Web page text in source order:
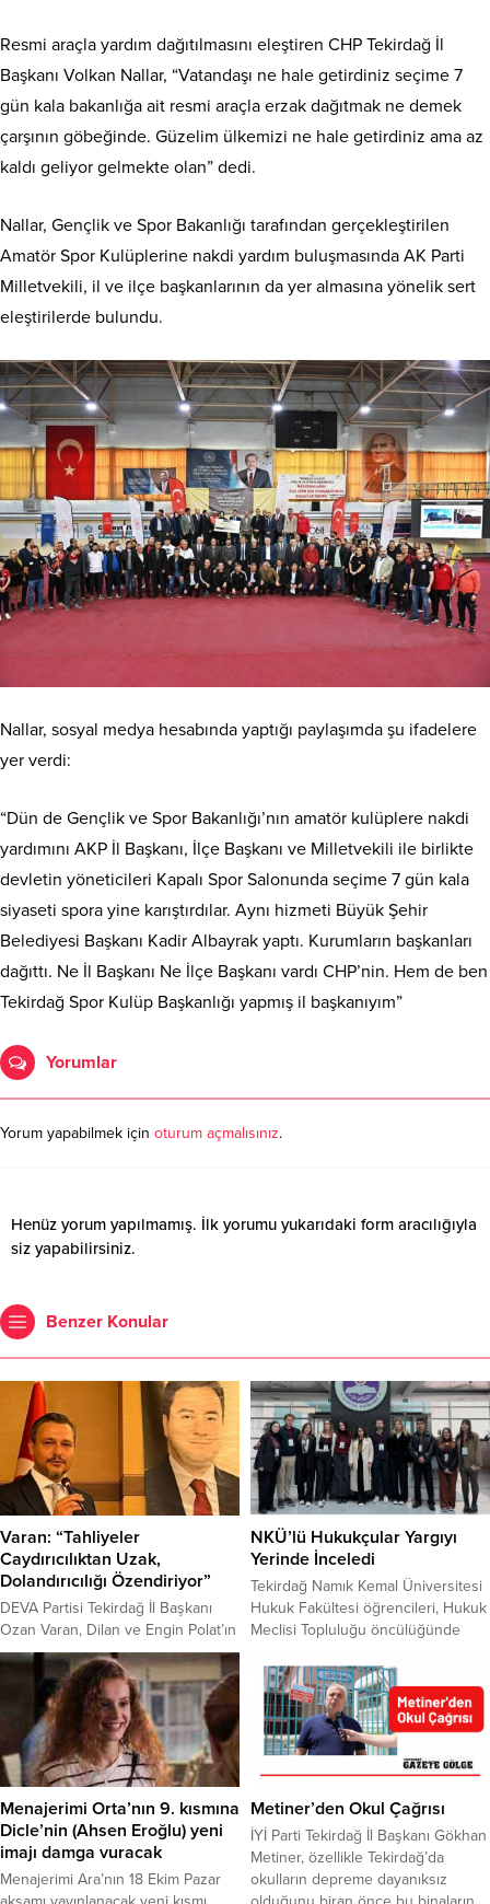
Resmi araçla yardım dağıtılmasını eleştiren CHP Tekirdağ İl
Başkanı Volkan Nallar, “Vatandaşı ne hale getirdiniz seçime 7
gün kala bakanlığa ait resmi araçla erzak dağıtmak ne demek
çarşının göbeğinde. Güzelim ülkemizi ne hale getirdiniz ama az
kaldı geliyor gelmekte olan” dedi.
Nallar, Gençlik ve Spor Bakanlığı tarafından gerçekleştirilen
Amatör Spor Kulüplerine nakdi yardım buluşmasında AK Parti
Milletvekili, il ve ilçe başkanlarının da yer almasına yönelik sert
eleştirilerde bulundu.
Nallar, sosyal medya hesabında yaptığı paylaşımda şu ifadelere
yer verdi:
“Dün de Gençlik ve Spor Bakanlığı’nın amatör kulüplere nakdi
yardımını AKP İl Başkanı, İlçe Başkanı ve Milletvekili ile birlikte
devletin yöneticileri Kapalı Spor Salonunda seçime 7 gün kala
siyaseti spora yine karıştırdılar. Aynı hizmeti Büyük Şehir
Belediyesi Başkanı Kadir Albayrak yaptı. Kurumların başkanları
dağıttı. Ne İl Başkanı Ne İlçe Başkanı vardı CHP’nin. Hem de ben
Tekirdağ Spor Kulüp Başkanlığı yapmış il başkanıyım”
Yorumlar
Yorum yapabilmek için oturum açmalısınız.
Henüz yorum yapılmamış. İlk yorumu yukarıdaki form aracılığıyla
siz yapabilirsiniz.
Benzer Konular
Varan: “Tahliyeler
Caydırıcılıktan Uzak,
Dolandırıcılığı Özendiriyor”
DEVA Partisi Tekirdağ İl Başkanı
Ozan Varan, Dilan ve Engin Polat’ın
tahliyesini eleştirerek, adalet
sisteminin bu tür davaları kapatma
çabasında olduğunu vurguladı.
DEVA Partisi Tekirdağ İl Başkanı
Ozan Varan, Dilan Polat ve Engin
Polat’ın tahliyesini değerlendirdi.
Tahliye kararının akıllara Thodex
kurucusu Fatih Özer ve ÇiftlikBank
dolandırıcısı Mehmet Aydın’ı
getirdiğini söyleyen...
NKÜ’lü Hukukçular Yargıyı
Yerinde İnceledi
Tekirdağ Namık Kemal Üniversitesi
Hukuk Fakültesi öğrencileri, Hukuk
Meclisi Topluluğu öncülüğünde
Farkındalık” projesi kapsamında
başkentte bir dizi ziyaret
gerçekleştirdi. Gençlik ve Spor
Bakanlığı Üniversite Öğrenci
Toplulukları İş Birliği ve Destek
Programı (ÜNİDES) 5. Dönem
desteğiyle hayata geçirilen proje,
5-6 Mart 2026 tarihlerinde
uygulandı. İki gün süren
programda...
Menajerimi Orta’nın 9. kısmına
Dicle’nin (Ahsen Eroğlu) yeni
imajı damga vuracak
Menajerimi Ara’nın 18 Ekim Pazar
Metiner’den Okul Çağrısı
İYİ Parti Tekirdağ İl Başkanı Gökhan
Metiner, özellikle Tekirdağ’da
okulların depreme dayanıksız